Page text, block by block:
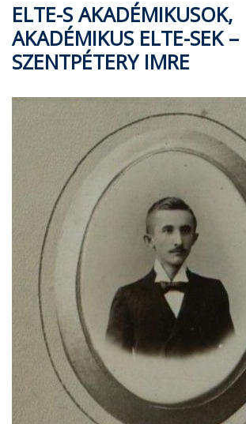
ELTE-S AKADÉMIKUSOK,
AKADÉMIKUS ELTE-SEK –
SZENTPÉTERY IMRE